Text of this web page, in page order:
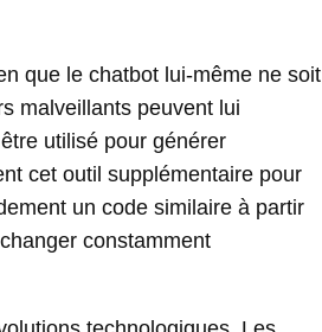
que le chatbot lui-même ne soit
malveillants peuvent lui
utilisé pour générer
cet outil supplémentaire pour
un code similaire à partir
constamment